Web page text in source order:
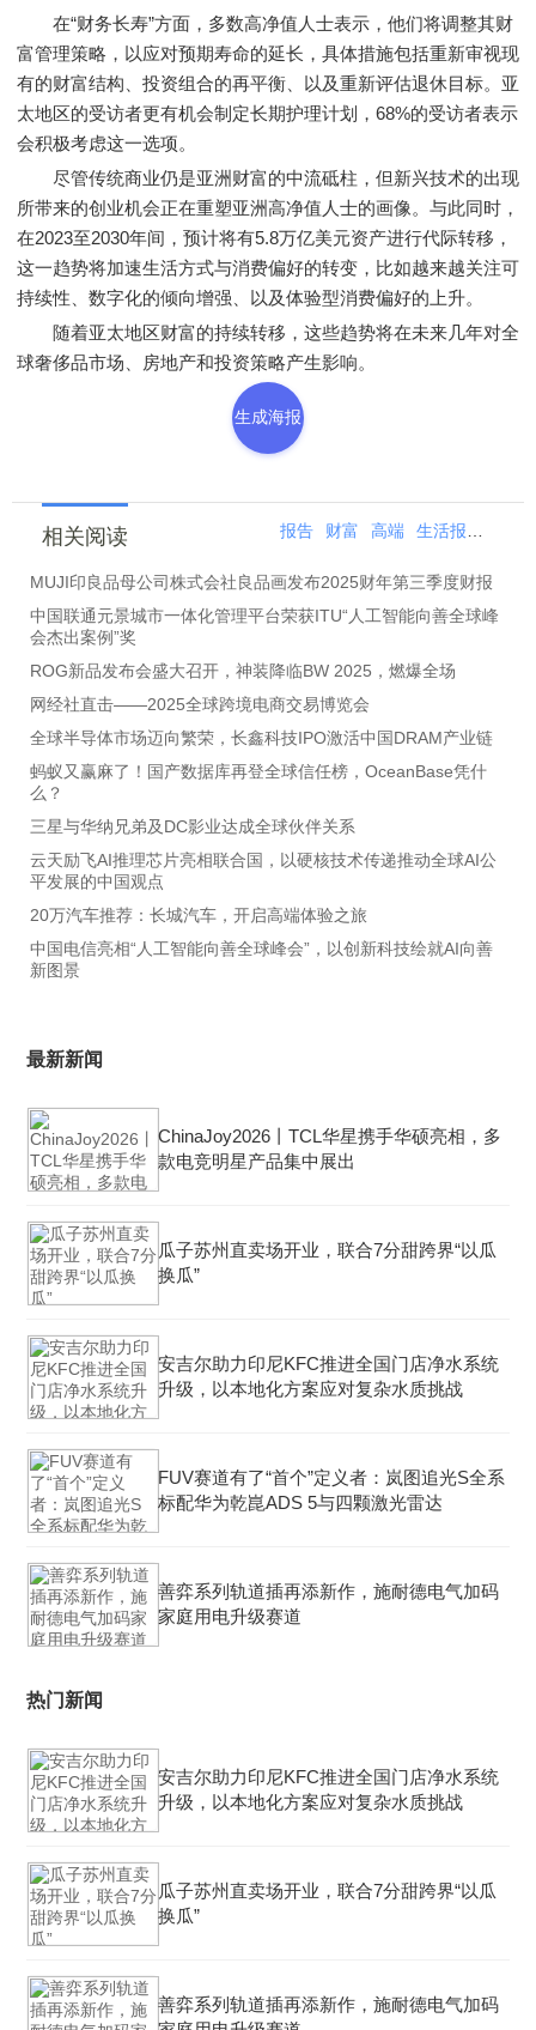
在“财务长寿”方面，多数高净值人士表示，他们将调整其财
富管理策略，以应对预期寿命的延长，具体措施包括重新审视现
有的财富结构、投资组合的再平衡、以及重新评估退休目标。亚
太地区的受访者更有机会制定长期护理计划，68%的受访者表示
会积极考虑这一选项。
尽管传统商业仍是亚洲财富的中流砥柱，但新兴技术的出现
所带来的创业机会正在重塑亚洲高净值人士的画像。与此同时，
在2023至2030年间，预计将有5.8万亿美元资产进行代际转移，
这一趋势将加速生活方式与消费偏好的转变，比如越来越关注可
持续性、数字化的倾向增强、以及体验型消费偏好的上升。
随着亚太地区财富的持续转移，这些趋势将在未来几年对全
球奢侈品市场、房地产和投资策略产生影响。
生成海报
相关阅读 报告 财富 高端 生活报
MUJI印良品母公司株式会社良品画发布2025财年第三季度财报
中国联通元景城市一体化管理平台荣获ITU“人工智能向善全球峰
会杰出案例”奖
ROG新品发布会盛大召开，神装降临BW 2025，燃爆全场
网经社直击――2025全球跨境电商交易博览会
全球半导体市场迈向繁荣，长鑫科技IPO激活中国DRAM产业链
蚂蚁又赢麻了！国产数据库再登全球信任榜，OceanBase凭什
么？
三星与华纳兄弟及DC影业达成全球伙伴关系
云天励飞AI推理芯片亮相联合国，以硬核技术传递推动全球AI公
平发展的中国观点
20万汽车推荐：长城汽车，开启高端体验之旅
中国电信亮相“人工智能向善全球峰会”，以创新科技绘就AI向善
新图景
最新新闻
ChinaJoy2026丨TCL华星携手华硕亮相，多
款电竞明星产品集中展出
瓜子苏州直卖场开业，联合7分甜跨界“以瓜
换瓜”
安吉尔助力印尼KFC推进全国门店净水系统
升级，以本地化方案应对复杂水质挑战
FUV赛道有了“首个”定义者：岚图追光S全系
标配华为乾崑ADS 5与四颗激光雷达
善弈系列轨道插再添新作，施耐德电气加码
家庭用电升级赛道
热门新闻
安吉尔助力印尼KFC推进全国门店净水系统
升级，以本地化方案应对复杂水质挑战
瓜子苏州直卖场开业，联合7分甜跨界“以瓜
换瓜”
善弈系列轨道插再添新作，施耐德电气加码